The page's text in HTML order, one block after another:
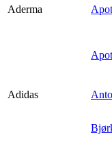
Aderma
Adidas